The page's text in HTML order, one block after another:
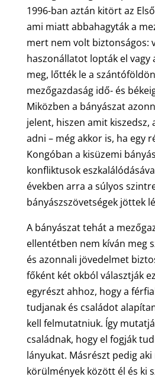
1996-ban aztán kitört az
ami miatt abbahagyták a
mert nem volt biztonságos:
haszonállatot lopták el vagy
meg, lőtték le a
mezőgazdaság idő- és
Miközben a bányászat
jelent, hiszen amit
adni – még akkor is, ha egy
Kongóban a kisüzemi
konfliktusok
években arra a súlyos
bányászszövetségek jöttek
A bányászat tehát a
ellentétben nem kíván meg
és azonnali jövedelmet
főként két okból választják
egyrészt ahhoz, hogy a
tudjanak és családot
kell felmutatniuk. Így
családnak, hogy el fogják
lányukat. Másrészt pedig
körülmények között él és ki